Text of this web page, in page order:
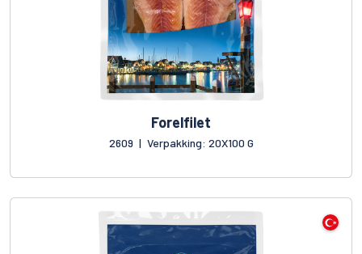
Forelfilet
2609 | Verpakking: 20X100 G